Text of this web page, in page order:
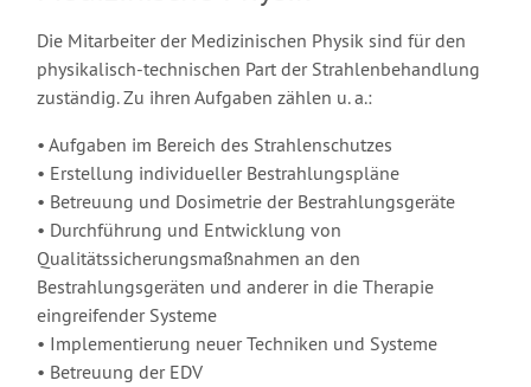
Die Mitarbeiter der Medizinischen Physik sind für den
physikalisch-technischen Part der Strahlenbehandlung
zuständig. Zu ihren Aufgaben zählen u. a.:
• Aufgaben im Bereich des Strahlenschutzes
• Erstellung individueller Bestrahlungspläne
• Betreuung und Dosimetrie der Bestrahlungsgeräte
• Durchführung und Entwicklung von
Qualitätssicherungsmaßnahmen an den
Bestrahlungsgeräten und anderer in die Therapie
eingreifender Systeme
• Implementierung neuer Techniken und Systeme
• Betreuung der EDV